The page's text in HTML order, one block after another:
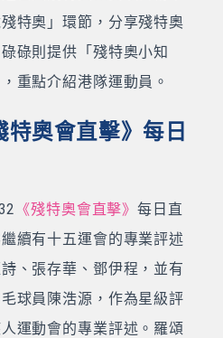
特奧」環節，分享殘特奧
碌則提供「殘特奧小知
重點介紹港隊運動員。
奧會直擊》每日
《殘特奧會直擊》每日直
續有十五運會的專業評述
、張存華、鄧伊程，並有
球員陳浩源，作為星級評
運動會的專業評述。羅頌